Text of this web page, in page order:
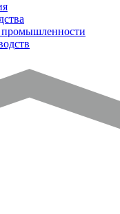
промышленности